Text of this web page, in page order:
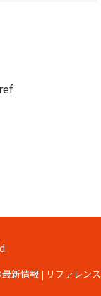
新情報 | リファレンス